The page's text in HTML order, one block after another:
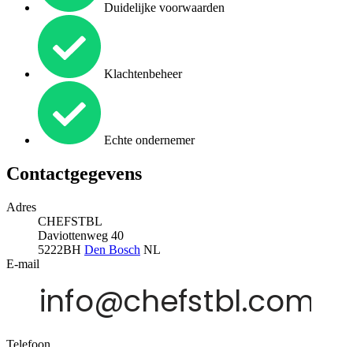
Duidelijke voorwaarden
Klachtenbeheer
Echte ondernemer
Contactgegevens
Adres
CHEFSTBL
Daviottenweg 40
5222BH Den Bosch NL
E-mail